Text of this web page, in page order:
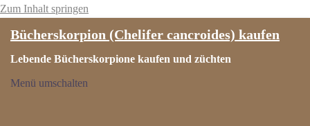
Zum Inhalt springen
Bücherskorpion (Chelifer cancroides) kaufen
Lebende Bücherskorpione kaufen und züchten
Menü umschalten